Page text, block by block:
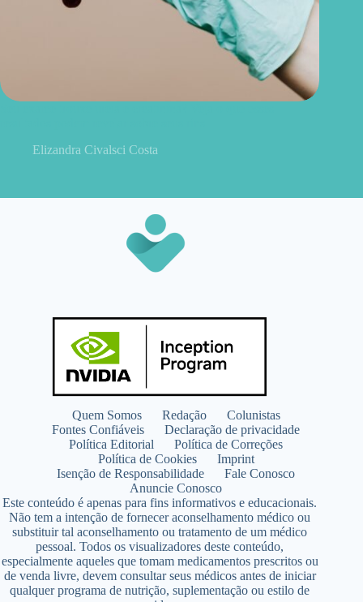
Elizandra Civalsci Costa
Quem Somos Redação
Colunistas
Fontes Confiáveis
Declaração de privacidade
Política Editorial
Política de Correções
Política de Cookies
Imprint
Isenção de Responsabilidade
Fale Conosco
Anuncie Conosco
Este conteúdo é apenas para fins informativos e educacionais.
Não tem a intenção de fornecer aconselhamento médico ou
substituir tal aconselhamento ou tratamento de um médico
pessoal. Todos os visualizadores deste conteúdo,
especialmente aqueles que tomam medicamentos prescritos ou
de venda livre, devem consultar seus médicos antes de iniciar
qualquer programa de nutrição, suplementação ou estilo de